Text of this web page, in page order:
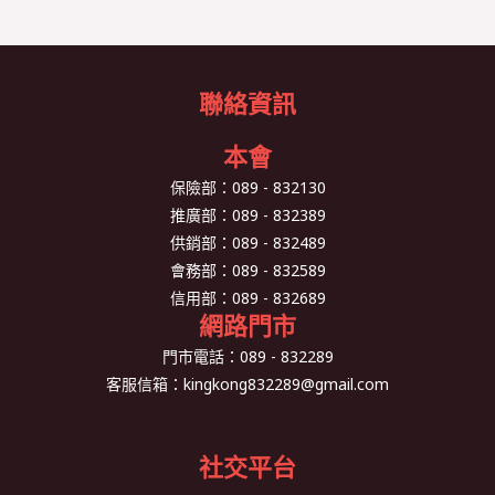
聯絡資訊
本會
保險部： 089 - 832130
推廣部： 089 - 832389
供銷部： 089 - 832489
會務部： 089 - 832589
信用部： 089 - 832689
網路門市
門市電話： 089 - 832289
客服信箱： kingkong832289@gmail.com
社交平台